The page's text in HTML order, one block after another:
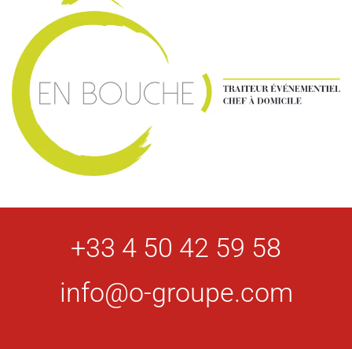
+33 4 50 42 59 58
info@o-groupe.com